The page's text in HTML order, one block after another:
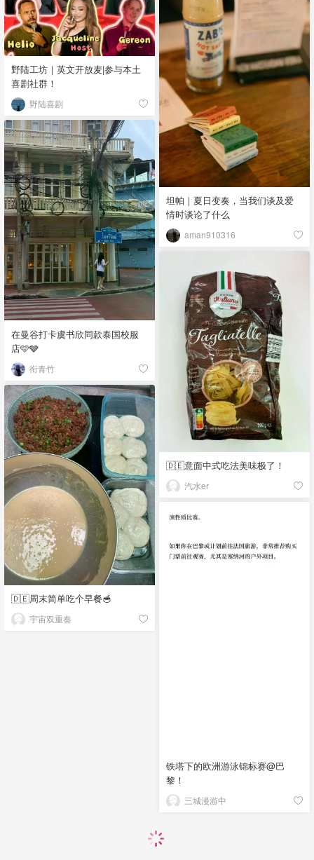
野陆工坊｜英文开放麦|参与本土
喜剧社群！
野陆喜剧
坦帕｜夏日变奏，当我们谈及爱
情时谈论了什么
aman910316
在曼谷打卡虞书欣同款泰国校服
店🩵🩶
衔青竹
🇩🇪意面中式吃法美味极了！
汽水er
🇩🇪周末简单吃个早餐🥣
宇宙双重奏
铁塔下的欧洲游泳锦标赛@巴
黎！
三城漫游中